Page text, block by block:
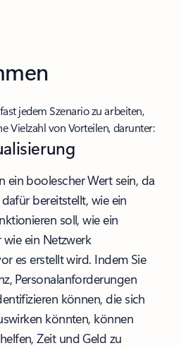
jedem Szenario zu arbeiten,
Vielzahl von Vorteilen, darunter:
ein boolescher Wert sein, da
bereitstellt, wie ein
soll, wie ein
ein Netzwerk
es erstellt wird. Indem Sie
Personalanforderungen
können, die sich
könnten, können
Zeit und Geld zu